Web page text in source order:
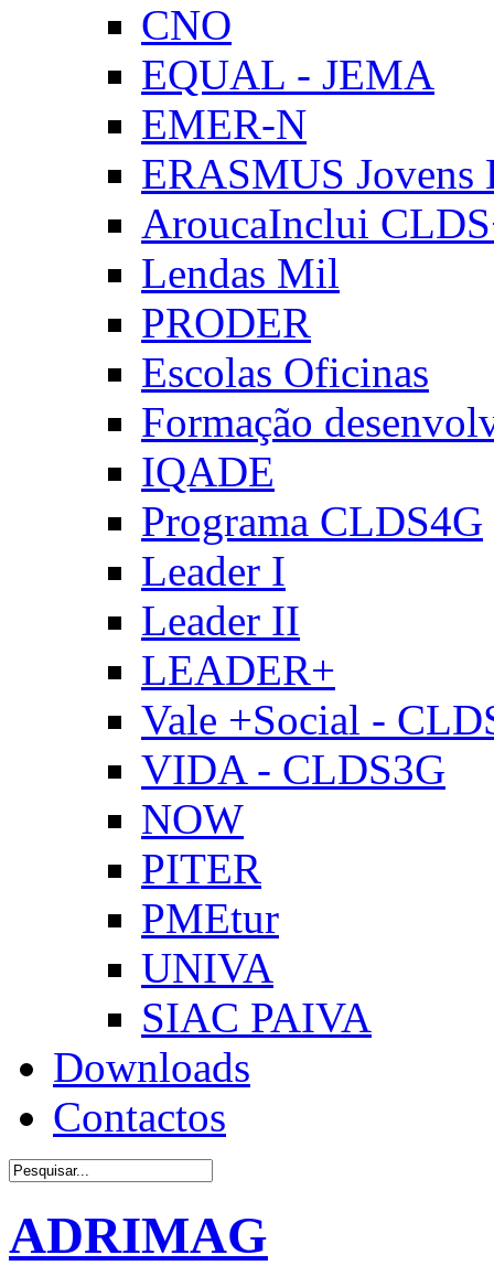
CNO
EQUAL - JEMA
EMER-N
ERASMUS Jovens
AroucaInclui
Lendas Mil
PRODER
Escolas Oficinas
Formação
IQADE
Programa CLDS4G
Leader I
Leader II
LEADER+
Vale +Social -
VIDA - CLDS3G
NOW
PITER
PMEtur
UNIVA
SIAC PAIVA
Downloads
Contactos
ADRIMAG